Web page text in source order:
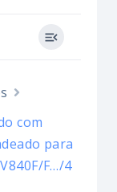
com
para
F…/4